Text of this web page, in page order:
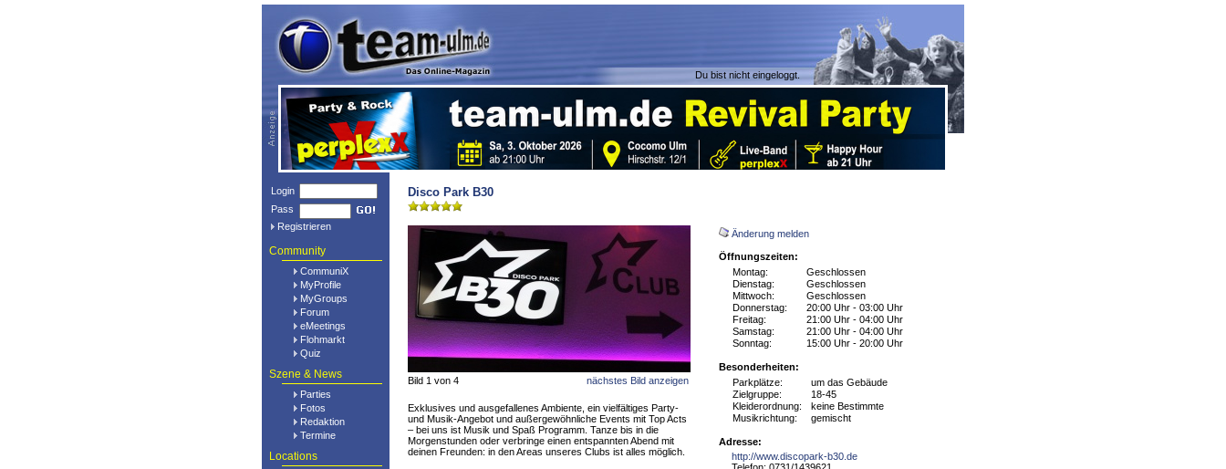
Du bist nicht eingeloggt.
Login
Pass
Registrieren
Community
CommuniX
MyProfile
MyGroups
Forum
eMeetings
Flohmarkt
Quiz
Szene & News
Parties
Fotos
Redaktion
Termine
Locations
Disco Park B30
Änderung melden
Öffnungszeiten:
Montag:
Geschlossen
Dienstag:
Geschlossen
Mittwoch:
Geschlossen
Donnerstag:
20:00 Uhr - 03:00 Uhr
Freitag:
21:00 Uhr - 04:00 Uhr
Samstag:
21:00 Uhr - 04:00 Uhr
Sonntag:
15:00 Uhr - 20:00 Uhr
Besonderheiten:
Parkplätze:
um das Gebäude
Zielgruppe:
18-45
Kleiderordnung: keine Bestimmte
Musikrichtung:
gemischt
Adresse:
http://www.discopark-b30.de
Bild 1 von 4 nächstes Bild anzeigen
Exklusives und ausgefallenes Ambiente, ein vielfältiges Party-
und Musik-Angebot und außergewöhnliche Events mit Top Acts
– bei uns ist Musik und Spaß Programm. Tanze bis in die
Morgenstunden oder verbringe einen entspannten Abend mit
deinen Freunden: in den Areas unseres Clubs ist alles möglich.